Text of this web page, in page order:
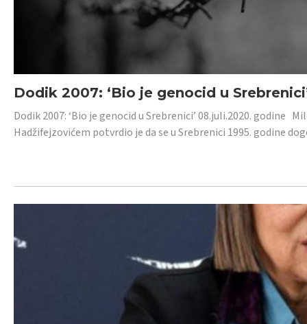
Dodik 2007: ‘Bio je genocid u
Dodik 2007: ‘Bio je genocid u Srebrenici’ 08.juli.2020. godine
Hadžifejzovićem potvrdio je da se u Srebrenici 1995. godine